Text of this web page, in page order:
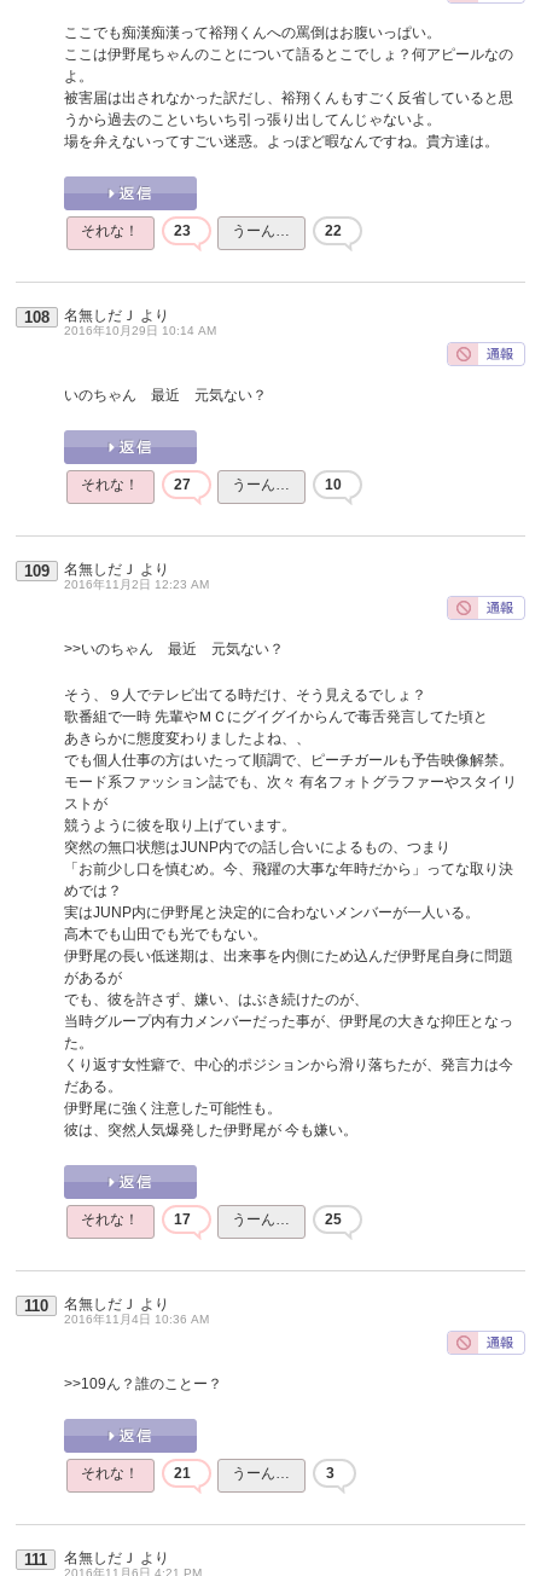
ここでも痴漢痴漢って裕翔くんへの罵倒はお腹いっぱい。
ここは伊野尾ちゃんのことについて語るとこでしょ？何アピールなの
よ。
被害届は出されなかった訳だし、裕翔くんもすごく反省していると思
うから過去のこといちいち引っ張り出してんじゃないよ。
場を弁えないってすごい迷惑。よっぽど暇なんですね。貴方達は。
それな！ 23 うーん… 22
108 名無しだＪ より
2016年10月29日 10:14 AM
いのちゃん 最近 元気ない？
それな！ 27 うーん… 10
109 名無しだＪ より
2016年11月2日 12:23 AM
>>いのちゃん 最近 元気ない？
そう、９人でテレビ出てる時だけ、そう見えるでしょ？
歌番組で一時 先輩やＭＣにグイグイからんで毒舌発言してた頃と
あきらかに態度変わりましたよね、、
でも個人仕事の方はいたって順調で、ピーチガールも予告映像解禁。
モード系ファッション誌でも、次々 有名フォトグラファーやスタイリ
ストが
競うように彼を取り上げています。
突然の無口状態はJUNP内での話し合いによるもの、つまり
「お前少し口を慎むめ。今、飛躍の大事な年時だから」ってな取り決
めでは？
実はJUNP内に伊野尾と決定的に合わないメンバーが一人いる。
高木でも山田でも光でもない。
伊野尾の長い低迷期は、出来事を内側にため込んだ伊野尾自身に問題
があるが
でも、彼を許さず、嫌い、はぶき続けたのが、
当時グループ内有力メンバーだった事が、伊野尾の大きな抑圧となっ
た。
くり返す女性癖で、中心的ポジションから滑り落ちたが、発言力は今
だある。
伊野尾に強く注意した可能性も。
彼は、突然人気爆発した伊野尾が 今も嫌い。
それな！ 17 うーん… 25
110 名無しだＪ より
2016年11月4日 10:36 AM
>>109ん？誰のことー？
それな！ 21 うーん… 3
111 名無しだＪ より
2016年11月6日 4:21 PM